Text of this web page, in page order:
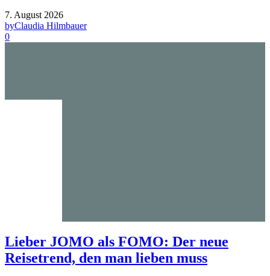
7. August 2026
byClaudia Hilmbauer
0
Lieber JOMO als FOMO: Der neue
Reisetrend, den man lieben muss